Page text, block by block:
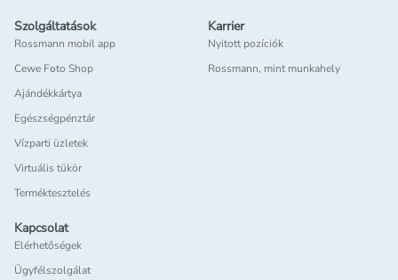
Szolgáltatások
Rossmann mobil app
Cewe Foto Shop
Ajándékkártya
Egészségpénztár
Vízparti üzletek
Virtuális tükör
Terméktesztelés
Karrier
Nyitott pozíciók
Rossmann, mint munkahely
Kapcsolat
Elérhetőségek
Ügyfélszolgálat